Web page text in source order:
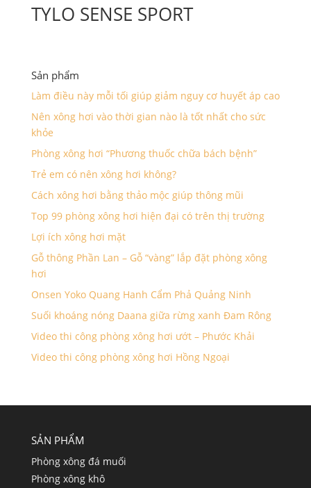
TYLO SENSE SPORT
Sản phẩm
Làm điều này mỗi tối giúp giảm nguy cơ huyết áp cao
Nên xông hơi vào thời gian nào là tốt nhất cho sức
khỏe
Phòng xông hơi “Phương thuốc chữa bách bệnh”
Trẻ em có nên xông hơi không?
Cách xông hơi bằng thảo mộc giúp thông mũi
Top 99 phòng xông hơi hiện đại có trên thị trường
Lợi ích xông hơi mặt
Gỗ thông Phần Lan – Gỗ “vàng” lắp đặt phòng xông
hơi
Onsen Yoko Quang Hanh Cẩm Phả Quảng Ninh
Suối khoáng nóng Daana giữa rừng xanh Đam Rông
Video thi công phòng xông hơi ướt – Phước Khải
Video thi công phòng xông hơi Hồng Ngoại
SẢN PHẨM
Phòng xông đá muối
Phòng xông khô